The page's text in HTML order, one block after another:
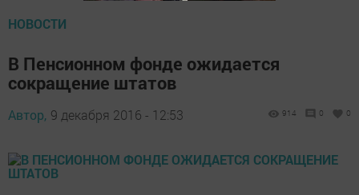
НОВОСТИ
В Пенсионном фонде ожидается
сокращение штатов
Автор, 9 декабря 2016 - 12:53 914 0 0